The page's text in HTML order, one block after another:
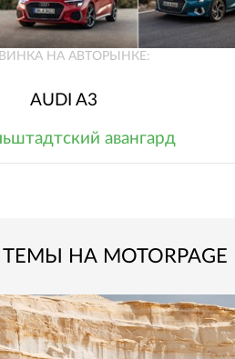
НА АВТОРЫНКЕ:
AUDI A3
авангард
НА MOTORPAGE